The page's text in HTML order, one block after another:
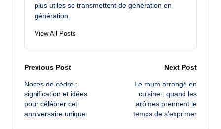
plus utiles se transmettent de génération en
génération.
View All Posts
Post
navigation
Previous Post
Noces de cèdre :
signification et idées
pour célébrer cet
anniversaire unique
Next Post
Le rhum arrangé en
cuisine : quand les
arômes prennent le
temps de s’exprimer